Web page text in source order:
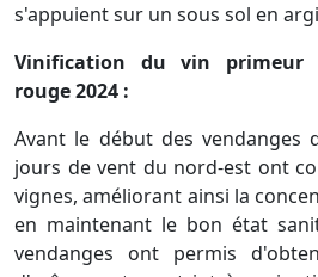
s'appuient sur un sous sol en
Vinification du vin primeur
rouge 2024 :
Avant le début des vendanges
jours de vent du nord-est ont
vignes, améliorant ainsi la
en maintenant le bon état
vendanges ont permis